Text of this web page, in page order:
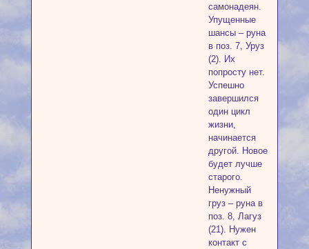
самонадеян.
Упущенные
шансы – руна
в поз. 7, Уруз
(2). Их
попросту нет.
Успешно
завершился
один цикл
жизни,
начинается
другой. Новое
будет лучше
старого.
Ненужный
груз – руна в
поз. 8, Лагуз
(21). Нужен
контакт с